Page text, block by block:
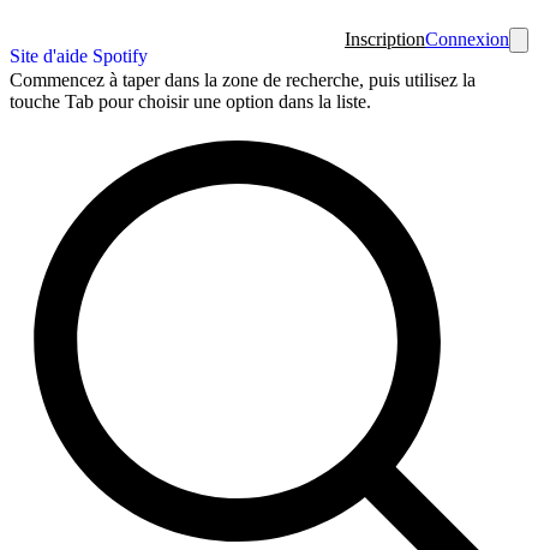
Site d'aide Spotify
InscriptionConnexion
Commencez à taper dans la zone de recherche, puis utilisez la
touche Tab pour choisir une option dans la liste.